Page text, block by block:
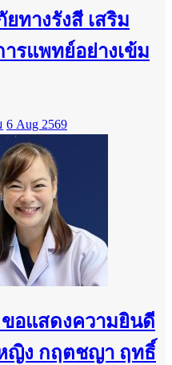
ทางรังสี เสริม
รแพทย์อย่างเข้ม
6 Aug 2569
อแสดงความยินดี
ญิง กฤตชญา ฤทธิ์